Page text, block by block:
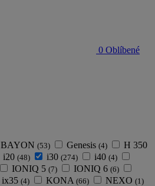
0 Oblíbené
BAYON (53) Genesis (4) H 350
i20 (48) i30 (274) i40 (4)
IONIQ 5 (7) IONIQ 6 (6)
ix35 (4) KONA (66) NEXO (1)